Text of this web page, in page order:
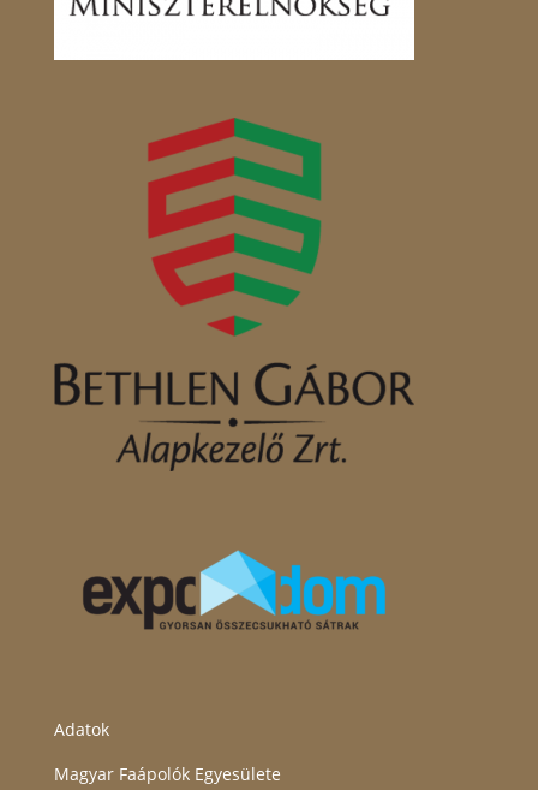
Adatok
Magyar Faápolók Egyesülete